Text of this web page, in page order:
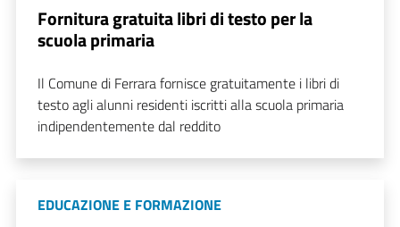
Fornitura gratuita libri di testo per la
scuola primaria
Il Comune di Ferrara fornisce gratuitamente i libri di
testo agli alunni residenti iscritti alla scuola primaria
indipendentemente dal reddito
EDUCAZIONE E FORMAZIONE